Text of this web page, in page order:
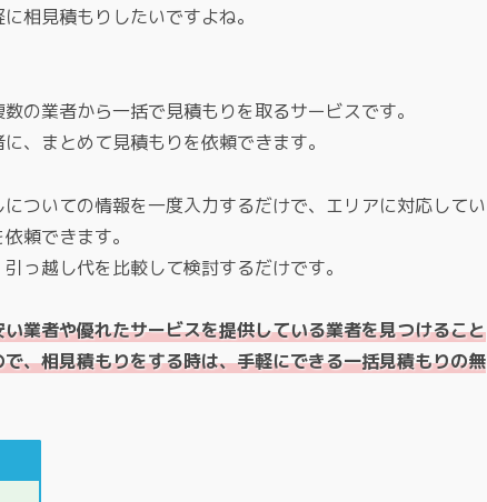
相見積もりしたいですよね。
の業者から一括で見積もりを取るサービスです。
、まとめて見積もりを依頼できます。
ついての情報を一度入力するだけで、エリアに対応してい
頼できます。
っ越し代を比較して検討するだけです。
業者や優れたサービスを提供している業者を見つけること
、相見積もりをする時は、手軽にできる一括見積もりの無